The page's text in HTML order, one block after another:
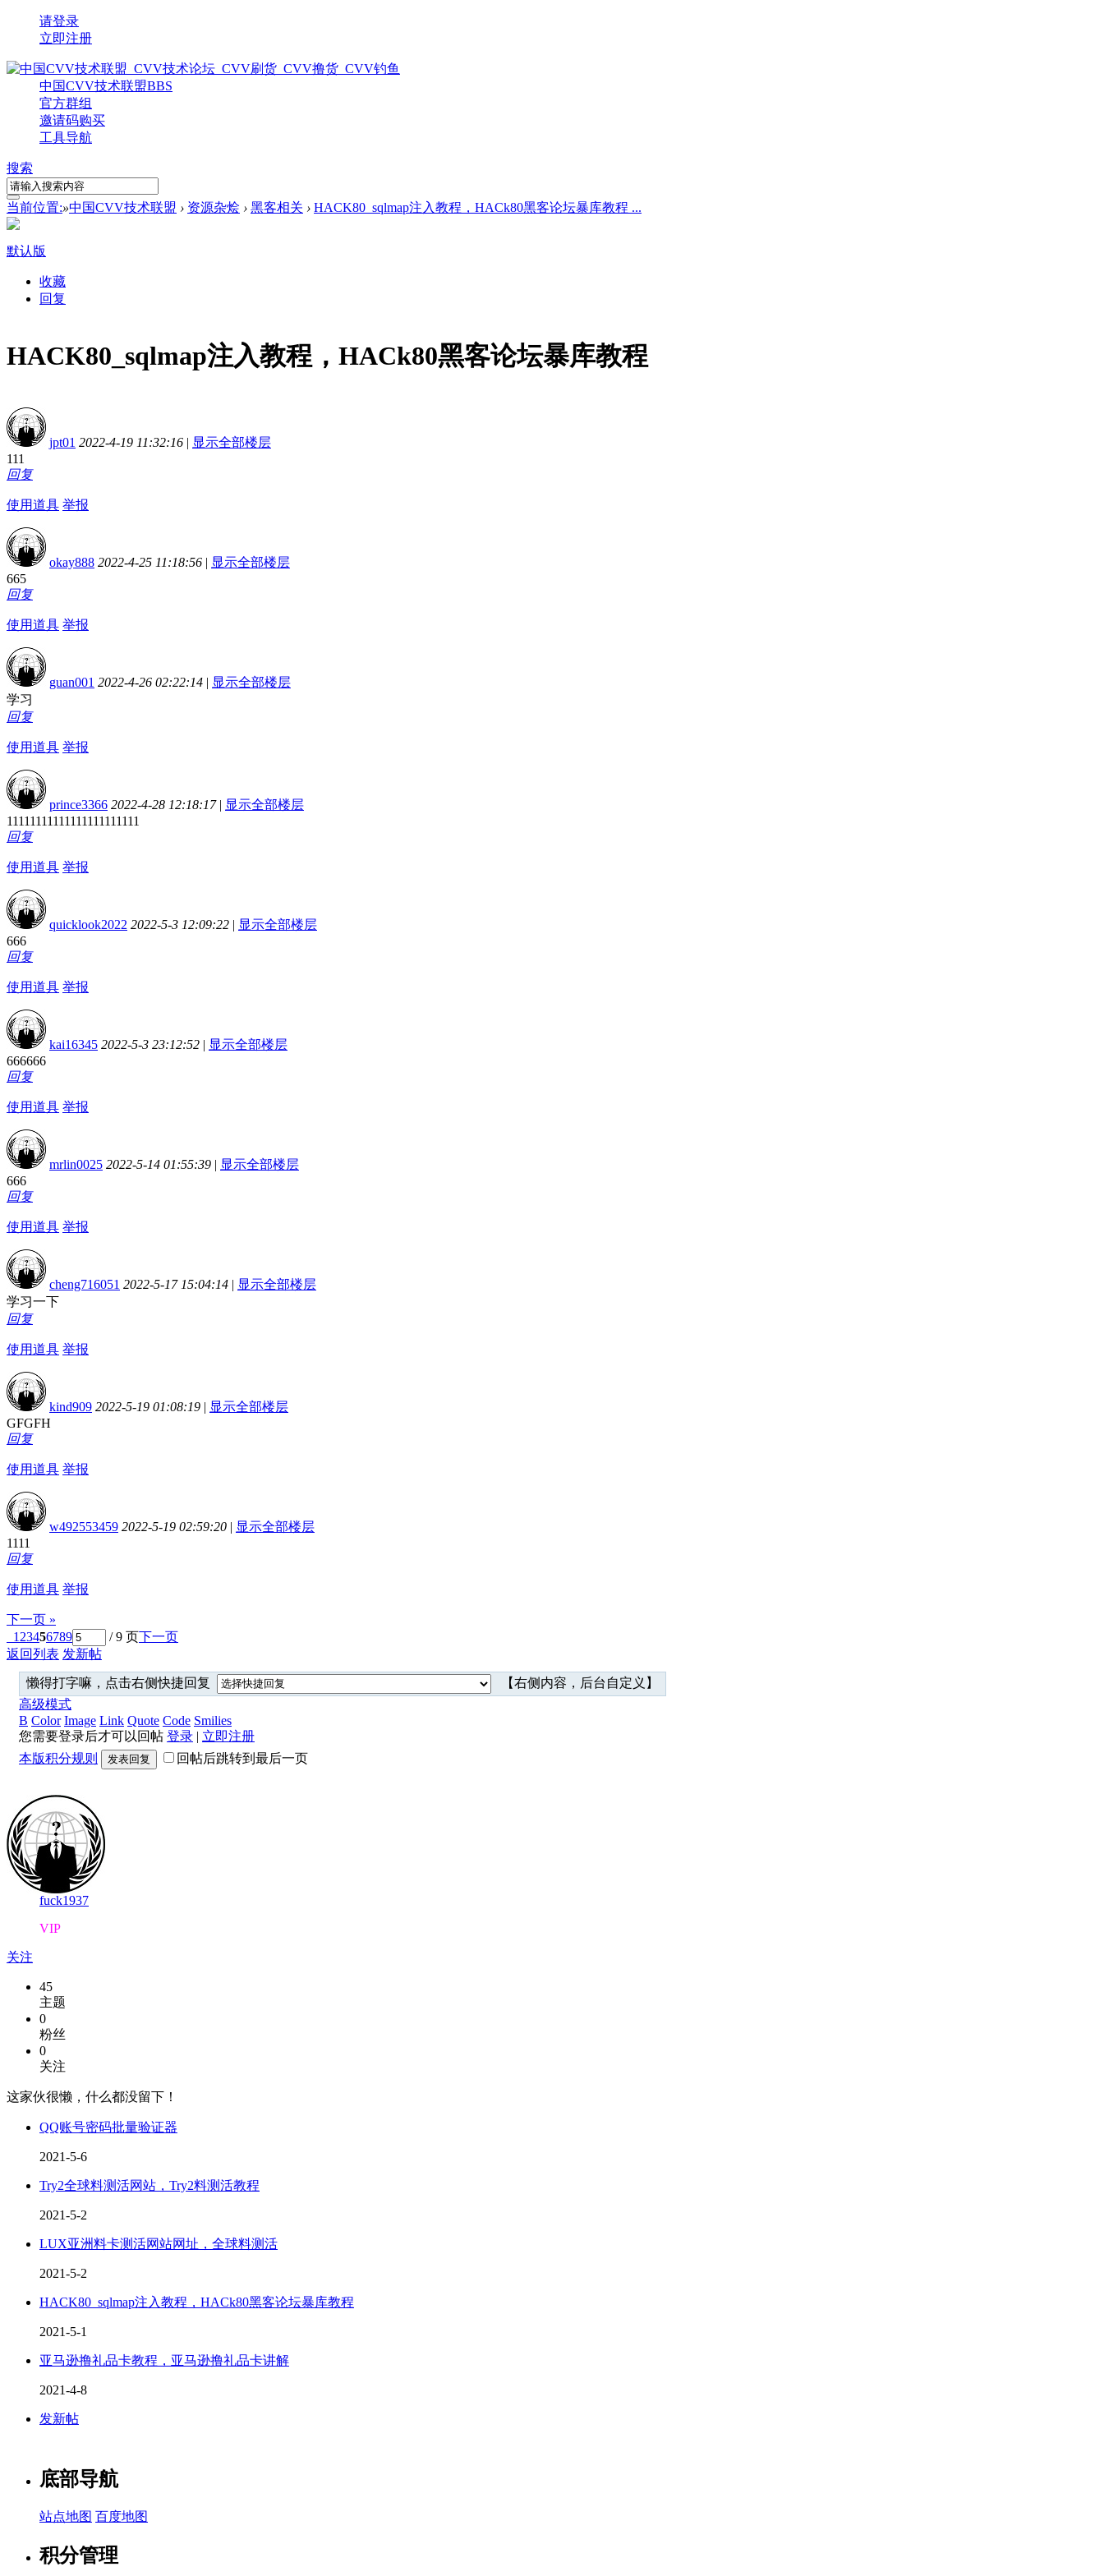
请登录
立即注册
中国CVV技术联盟BBS
官方群组
邀请码购买
工具导航
搜索
当前位置:»中国CVV技术联盟 › 资源杂烩 › 黑客相关 › HACK80_sqlmap注入教程，HACk80黑客论坛暴库教程 ...
默认版
收藏
回复
HACK80_sqlmap注入教程，HACk80黑客论坛暴库教程
jpt01 2022-4-19 11:32:16 | 显示全部楼层
111
回复
使用道具 举报
okay888 2022-4-25 11:18:56 | 显示全部楼层
665
回复
使用道具 举报
guan001 2022-4-26 02:22:14 | 显示全部楼层
学习
回复
使用道具 举报
prince3366 2022-4-28 12:18:17 | 显示全部楼层
11111111111111111111111
回复
使用道具 举报
quicklook2022 2022-5-3 12:09:22 | 显示全部楼层
666
回复
使用道具 举报
kai16345 2022-5-3 23:12:52 | 显示全部楼层
666666
回复
使用道具 举报
mrlin0025 2022-5-14 01:55:39 | 显示全部楼层
666
回复
使用道具 举报
cheng716051 2022-5-17 15:04:14 | 显示全部楼层
学习一下
回复
使用道具 举报
kind909 2022-5-19 01:08:19 | 显示全部楼层
GFGFH
回复
使用道具 举报
w492553459 2022-5-19 02:59:20 | 显示全部楼层
1111
回复
使用道具 举报
下一页 »
1 23456789 / 9 页下一页
返回列表 发新帖
懒得打字嘛，点击右侧快捷回复
【右侧内容，后台自定义】
高级模式
B Color Image Link Quote Code Smilies
您需要登录后才可以回帖 登录 | 立即注册
本版积分规则
发表回复 回帖后跳转到最后一页
fuck1937
VIP
关注
45
主题
0
粉丝
0
关注
这家伙很懒，什么都没留下！
QQ账号密码批量验证器
2021-5-6
Try2全球料测活网站，Try2料测活教程
2021-5-2
LUX亚洲料卡测活网站网址，全球料测活
2021-5-2
HACK80_sqlmap注入教程，HACk80黑客论坛暴库教程
2021-5-1
亚马逊撸礼品卡教程，亚马逊撸礼品卡讲解
2021-4-8
发新帖
底部导航
站点地图 百度地图
积分管理